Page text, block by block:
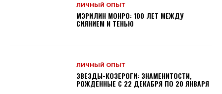
ЛИЧНЫЙ ОПЫТ
МЭРИЛИН МОНРО: 100 ЛЕТ МЕЖДУ
СИЯНИЕМ И ТЕНЬЮ
ЛИЧНЫЙ ОПЫТ
ЗВЕЗДЫ-КОЗЕРОГИ: ЗНАМЕНИТОСТИ,
РОЖДЕННЫЕ С 22 ДЕКАБРЯ ПО 20 ЯНВАРЯ